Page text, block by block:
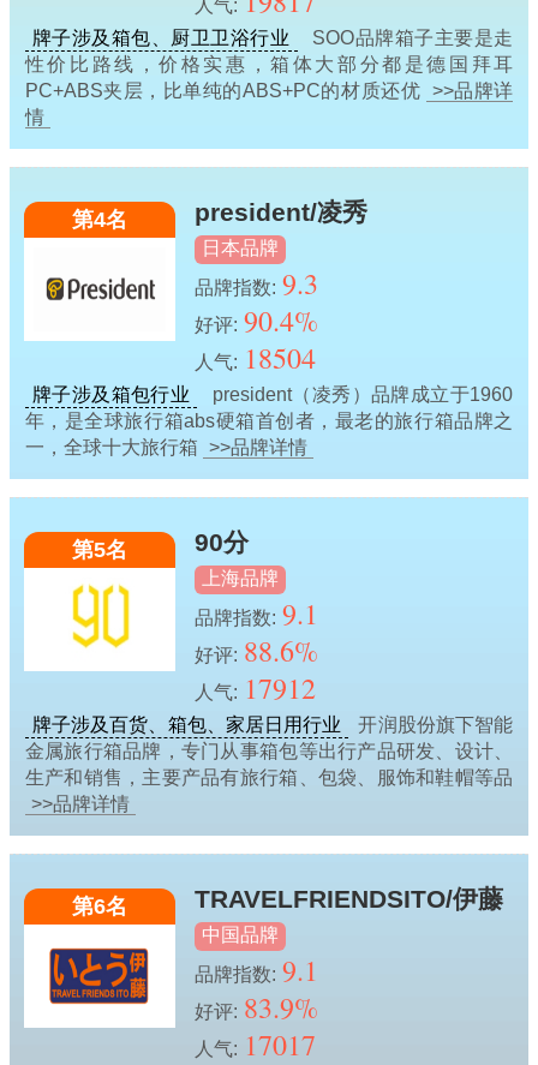
人气:
牌子涉及箱包、厨卫卫浴行业
SOO品牌箱子主要是走
性价比路线，价格实惠，箱体大部分都是德国拜耳
PC+ABS夹层，比单纯的ABS+PC的材质还优 >>品牌详
情
第4名 president/凌秀
日本品牌
品牌指数: 9.3
好评: 90.4%
人气: 18504
牌子涉及箱包行业
president（凌秀）品牌成立于1960
年，是全球旅行箱abs硬箱首创者，最老的旅行箱品牌之
一，全球十大旅行箱 >>品牌详情
第5名 90分
上海品牌
品牌指数: 9.1
好评: 88.6%
人气: 17912
牌子涉及百货、箱包、家居日用行业
开润股份旗下智能
金属旅行箱品牌，专门从事箱包等出行产品研发、设计、
生产和销售，主要产品有旅行箱、包袋、服饰和鞋帽等品
>>品牌详情
第6名 TRAVELFRIENDSITO/伊藤
中国品牌
品牌指数: 9.1
好评: 83.9%
人气: 17017